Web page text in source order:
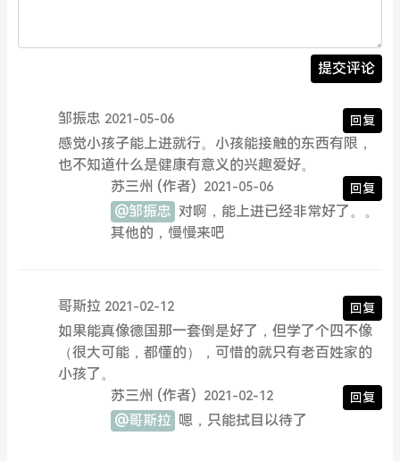
提交评论
邹振忠 2021-05-06 回复
感觉小孩子能上进就行。小孩能接触的东西有限，
也不知道什么是健康有意义的兴趣爱好。
苏三州 (作者) 2021-05-06 回复
@邹振忠 对啊，能上进已经非常好了。。
其他的，慢慢来吧
哥斯拉 2021-02-12 回复
如果能真像德国那一套倒是好了，但学了个四不像
（很大可能，都懂的），可惜的就只有老百姓家的
小孩了。
苏三州 (作者) 2021-02-12 回复
@哥斯拉 嗯，只能拭目以待了